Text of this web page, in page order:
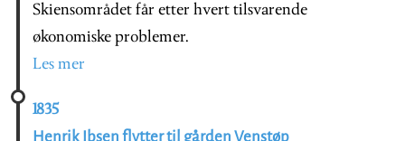
Skiensområdet får etter hvert tilsvarende
økonomiske problemer.
Les mer
1835
Henrik Ibsen flytter til gården Venstøp